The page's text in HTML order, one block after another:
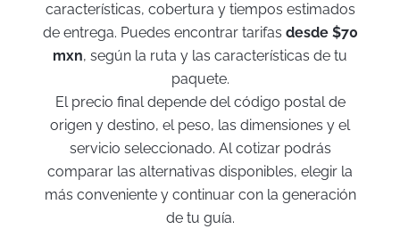
características, cobertura y tiempos estimados
de entrega. Puedes encontrar tarifas desde $70
mxn, según la ruta y las características de tu
paquete.
El precio final depende del código postal de
origen y destino, el peso, las dimensiones y el
servicio seleccionado. Al cotizar podrás
comparar las alternativas disponibles, elegir la
más conveniente y continuar con la generación
de tu guía.